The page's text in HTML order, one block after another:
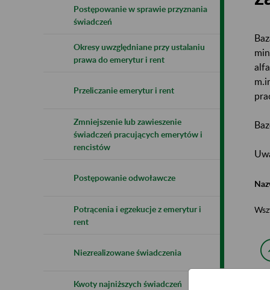
Postępowanie w sprawie przyznania
świadczeń
Okresy uwzględniane przy ustalaniu
prawa do emerytur i rent
Przeliczanie emerytur i rent
Zmniejszenie lub zawieszenie
świadczeń pracujących emerytów i
rencistów
Postępowanie odwoławcze
Potrącenia i egzekucje z emerytur i
rent
Niezrealizowane świadczenia
Kwoty najniższych świadczeń